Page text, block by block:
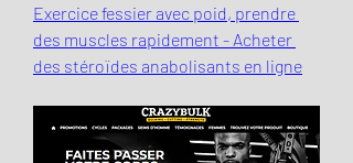
Exercice fessier avec poid, prendre
des muscles rapidement - Acheter
des stéroïdes anabolisants en ligne